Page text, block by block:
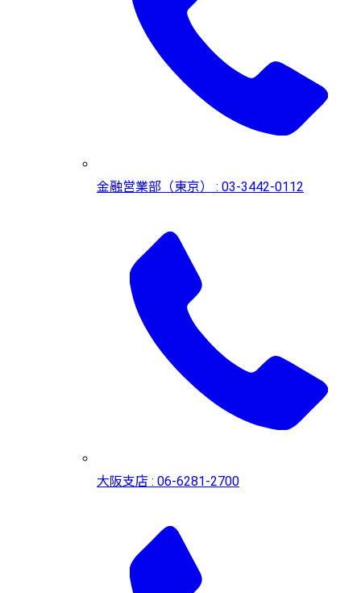
金融営業部（東京） : 03-3442-0112
大阪支店 : 06-6281-2700